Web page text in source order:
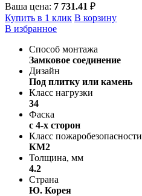
Ваша цена: 7 731.41 ₽
Купить в 1 клик В корзину
В избранное
Способ монтажа
Замковое соединение
Дизайн
Под плитку или камень
Класс нагрузки
34
Фаска
с 4-х сторон
Класс пожаробезопасности
КМ2
Толщина, мм
4.2
Страна
Ю. Корея